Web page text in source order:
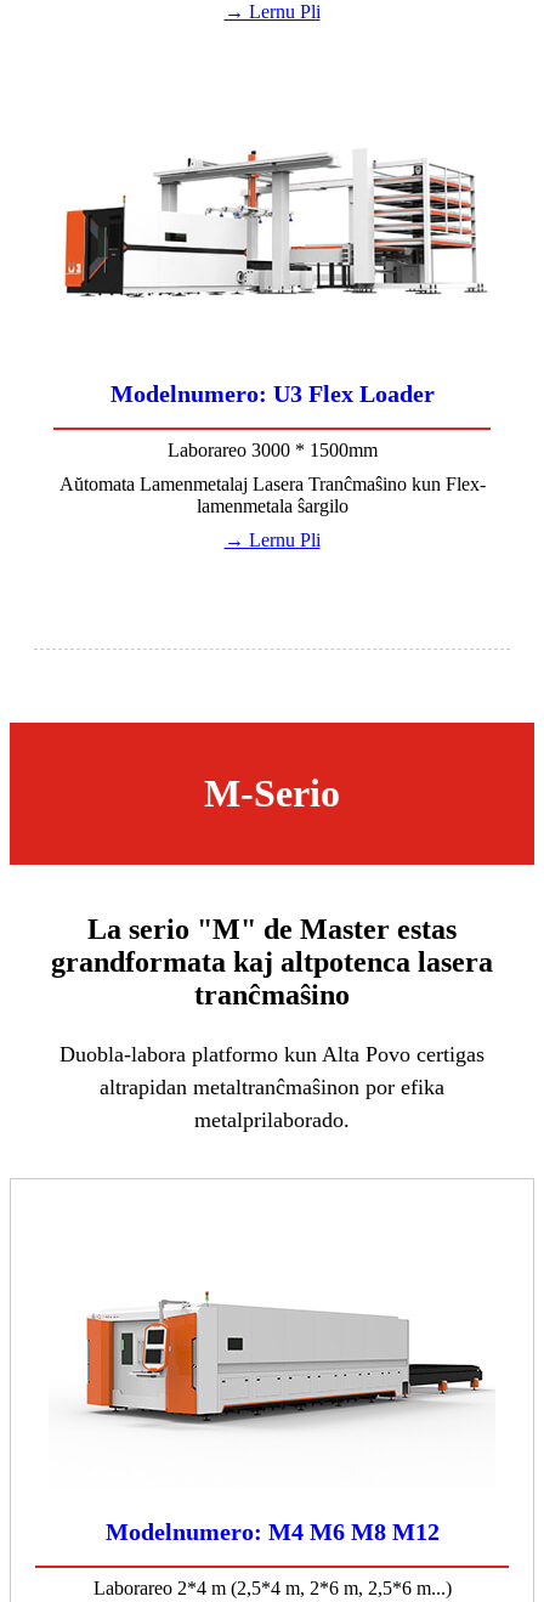
→ Lernu Pli
Modelnumero: U3 Flex Loader
Laborareo 3000 * 1500mm
Aŭtomata Lamenmetalaj Lasera Tranĉmaŝino kun Flex-
lamenmetala ŝargilo
→ Lernu Pli
M-Serio
La serio "M" de Master estas
grandformata kaj altpotenca lasera
tranĉmaŝino
Duobla-labora platformo kun Alta Povo certigas
altrapidan metaltranĉmaŝinon por efika
metalprilaborado.
Modelnumero: M4 M6 M8 M12
Laborareo 2*4 m (2,5*4 m, 2*6 m, 2,5*6 m...)